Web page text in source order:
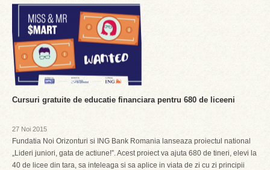
Cursuri gratuite de educatie financiara pentru 680 de liceeni
27 Noi 2015
Fundatia Noi Orizonturi si ING Bank Romania lanseaza proiectul national
„Lideri juniori, gata de actiune!”. Acest proiect va ajuta 680 de tineri, elevi la
40 de licee din tara, sa inteleaga si sa aplice in viata de zi cu zi principii